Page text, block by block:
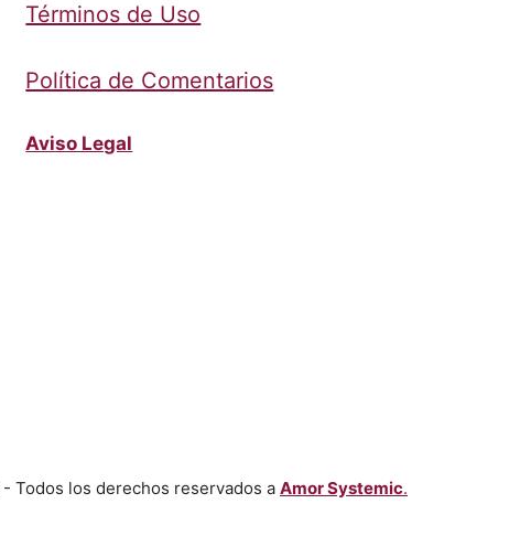
Términos de Uso
Política de Comentarios
Aviso Legal
- Todos los derechos reservados a Amor Systemic.